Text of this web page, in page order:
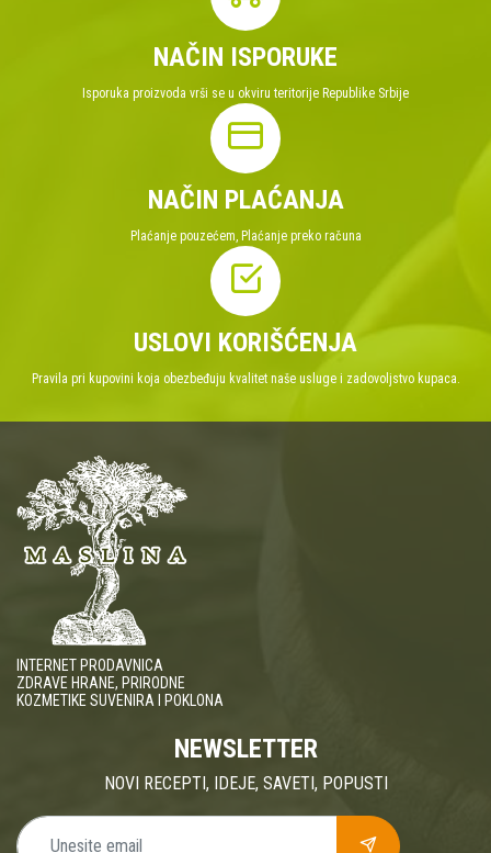
NAČIN ISPORUKE
Isporuka proizvoda vrši se u okviru teritorije Republike Srbije
NAČIN PLAĆANJA
Plaćanje pouzećem, Plaćanje preko računa
USLOVI KORIŠĆENJA
Pravila pri kupovini koja obezbeđuju kvalitet naše usluge i zadovoljstvo kupaca.
INTERNET PRODAVNICA
ZDRAVE HRANE, PRIRODNE
KOZMETIKE SUVENIRA I POKLONA
NEWSLETTER
NOVI RECEPTI, IDEJE, SAVETI, POPUSTI